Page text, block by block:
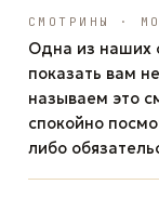
СМОТРИНЫ ·
Одна из наших
показать вам
называем это
спокойно
либо